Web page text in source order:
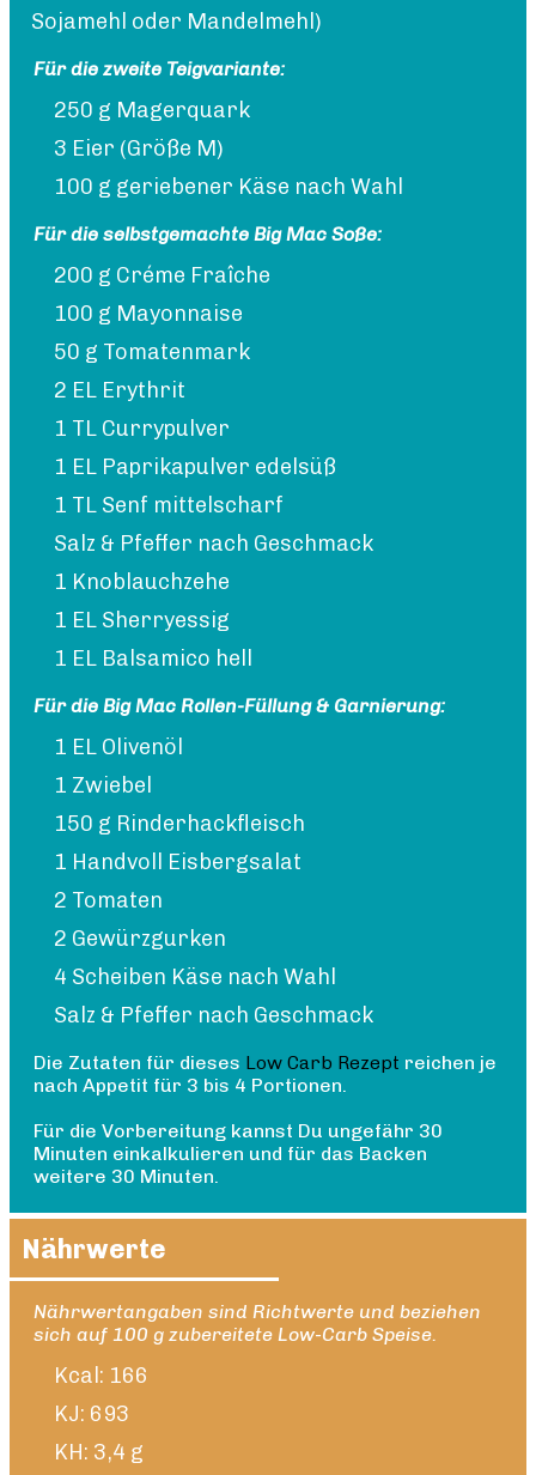
Sojamehl oder Mandelmehl)
Für die zweite Teigvariante:
250 g Magerquark
3 Eier (Größe M)
100 g geriebener Käse nach Wahl
Für die selbstgemachte Big Mac Soße:
200 g Créme Fraîche
100 g Mayonnaise
50 g Tomatenmark
2 EL Erythrit
1 TL Currypulver
1 EL Paprikapulver edelsüß
1 TL Senf mittelscharf
Salz & Pfeffer nach Geschmack
1 Knoblauchzehe
1 EL Sherryessig
1 EL Balsamico hell
Für die Big Mac Rollen-Füllung & Garnierung:
1 EL Olivenöl
1 Zwiebel
150 g Rinderhackfleisch
1 Handvoll Eisbergsalat
2 Tomaten
2 Gewürzgurken
4 Scheiben Käse nach Wahl
Salz & Pfeffer nach Geschmack
Die Zutaten für dieses Low Carb Rezept reichen je
nach Appetit für 3 bis 4 Portionen.
Für die Vorbereitung kannst Du ungefähr 30
Minuten einkalkulieren und für das Backen
weitere 30 Minuten.
Nährwerte
Nährwertangaben sind Richtwerte und beziehen
sich auf 100 g zubereitete Low-Carb Speise.
Kcal: 166
KJ: 693
KH: 3,4 g